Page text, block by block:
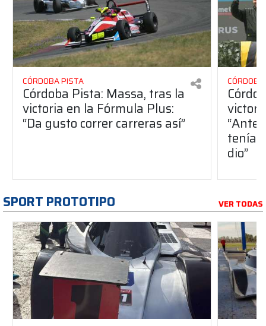
CÓRDOBA PISTA
Córdoba Pista: Massa, tras la
victoria en la Fórmula Plus:
“Da gusto correr carreras así”
dio”
SPORT PROTOTIPO VER TODAS